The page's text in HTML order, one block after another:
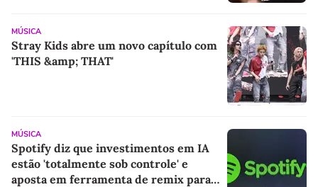
MÚSICA
Stray Kids abre um novo capítulo com
'THIS &amp; THAT'
MÚSICA
Spotify diz que investimentos em IA
estão 'totalmente sob controle' e
aposta em ferramenta de remix para